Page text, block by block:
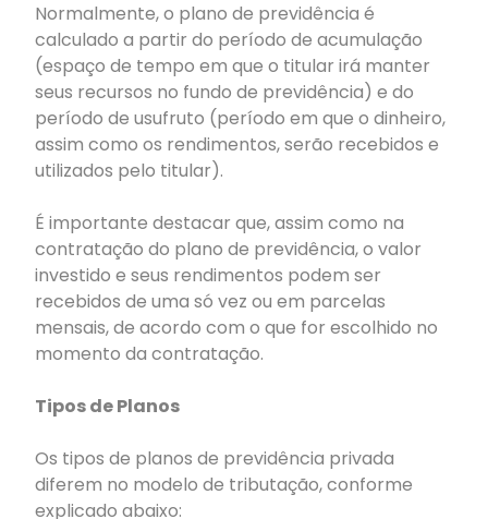
Normalmente, o plano de previdência é
calculado a partir do período de acumulação
(espaço de tempo em que o titular irá manter
seus recursos no fundo de previdência) e do
período de usufruto (período em que o dinheiro,
assim como os rendimentos, serão recebidos e
utilizados pelo titular).
É importante destacar que, assim como na
contratação do plano de previdência, o valor
investido e seus rendimentos podem ser
recebidos de uma só vez ou em parcelas
mensais, de acordo com o que for escolhido no
momento da contratação.
Tipos de Planos
Os tipos de planos de previdência privada
diferem no modelo de tributação, conforme
explicado abaixo: